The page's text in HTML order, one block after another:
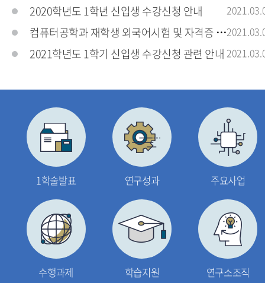
2020학년도 1학년 신입생 수강신청 안내
컴퓨터공학과 재학생 외국어시험 및 자격증 응시료
2021학년도 1학기 신입생 수강신청 관련 안내
1학술발표 연구성과 주요사업
수행과제 학습지원 연구소조직